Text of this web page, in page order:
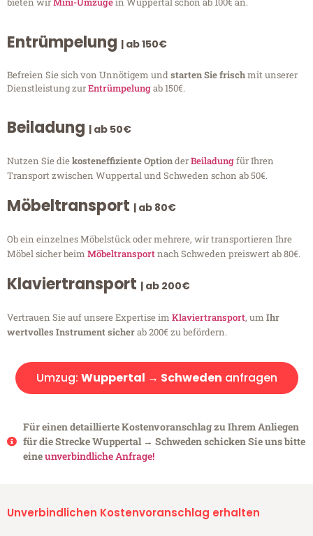
Entrümpelung | ab 150€
Befreien Sie sich von Unnötigem undstarten Sie frischmit unserer
Dienstleistung zurEntrümpelungab 150€.
Beiladung | ab 50€
Nutzen Sie diekosteneffiziente OptionderBeiladungfür Ihren
Transport zwischen Wuppertal und Schweden schon ab 50€.
Möbeltransport | ab 80€
Ob ein einzelnes Möbelstück oder mehrere, wir transportieren Ihre
Möbel sicher beim Möbeltransportnach Schweden preiswert ab 80€.
Klaviertransport | ab 200€
Vertrauen Sie auf unsere Expertise im Klaviertransport, um Ihr
wertvolles Instrument sicherab 200€ zu befördern.
Umzug: Wuppertal → Schweden anfragen
Für einen detaillierte Kostenvoranschlag zu Ihrem Anliegen
für die Strecke Wuppertal → Schweden schicken Sie uns bitte
eineunverbindliche Anfrage!
Unverbindlichen Kostenvoranschlag erhalten